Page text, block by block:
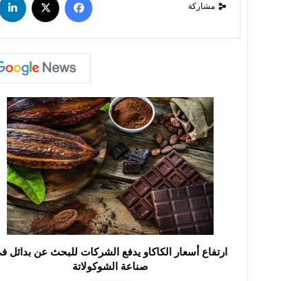
مشاركة
ارتفاع أسعار الكاكاو يدفع الشركات للبحث عن بدائل
صناعة الشوكولاتة